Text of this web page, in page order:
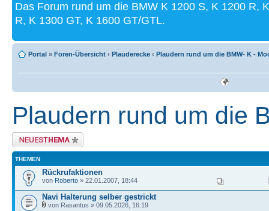
Das Forum rund um die BMW K 1200 S, K 1200 R,
R, K 1300 GT, K 1600 GT/GTL.
Portal » Foren-Übersicht ‹ Plauderecke ‹ Plaudern rund um die BMW- K -
Plaudern rund um die
Neues Thema erstellen
THEMEN
Rückrufaktionen
von Roberto » 22.01.2007, 18:44
Navi Halterung selber gestrickt
von Rasantus » 09.05.2026, 16:19